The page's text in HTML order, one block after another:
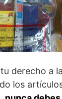
derecho a
los